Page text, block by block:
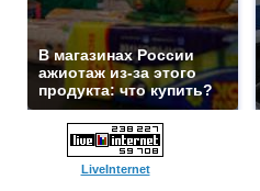
В магазинах России
ажиотаж из-за этого
продукта: что купить?
LiveInternet